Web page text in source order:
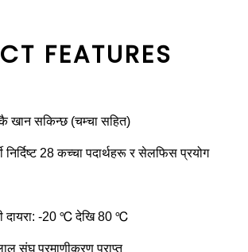
FEATURES
खान सकिन्छ (चम्चा सहित)
निर्दिष्ट 28 कच्चा पदार्थहरू र सेलफिस प्रयोग
दायरा: -20 ℃ देखि 80 ℃
संघ प्रमाणीकरण प्राप्त